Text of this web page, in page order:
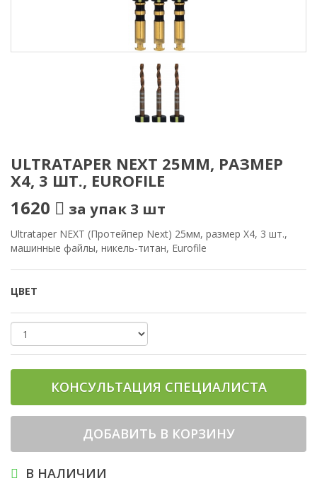
ULTRATAPER NEXT 25ММ, РАЗМЕР
X4, 3 ШТ., EUROFILE
1620 за упак 3 шт
Ultrataper NEXT (Протейпер Next) 25мм, размер X4, 3 шт.,
машинные файлы, никель-титан, Eurofile
ЦВЕТ
КОНСУЛЬТАЦИЯ СПЕЦИАЛИСТА
ДОБАВИТЬ В КОРЗИНУ
В НАЛИЧИИ